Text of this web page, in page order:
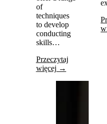
of
techniques
to develop
conducting
skills…
Przeczytaj
więcej →